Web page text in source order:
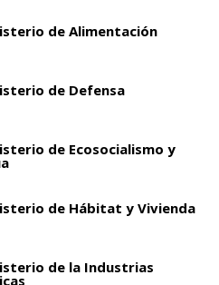
de Alimentación
de Defensa
de Ecosocialismo y
de Hábitat y Vivienda
de la Industrias